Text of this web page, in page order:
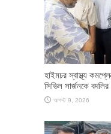
হাইমচর স্বাস্থ্য
সিভিল সার্জনকে বদলির
আগস্ট 9, 2026